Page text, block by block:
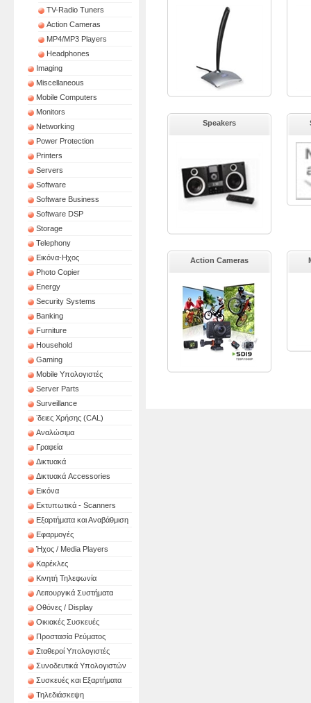
TV-Radio Tuners
Action Cameras
MP4/MP3 Players
Headphones
Imaging
Miscellaneous
Mobile Computers
Monitors
Networking
Power Protection
Printers
Servers
Software
Software Business
Software DSP
Storage
Telephony
Εικόνα-Ηχος
Photo Copier
Energy
Security Systems
Banking
Furniture
Household
Gaming
Mobile Υπολογιστές
Server Parts
Surveillance
ʼδειες Χρήσης (CAL)
Αναλώσιμα
Γραφεία
Δικτυακά
Δικτυακά Accessories
Εικόνα
Εκτυπωτικά - Scanners
Εξαρτήματα και Αναβάθμιση
Εφαρμογές
Ήχος / Media Players
Καρέκλες
Κινητή Τηλεφωνία
Λειτουργικά Συστήματα
Οθόνες / Display
Οικιακές Συσκευές
Προστασία Ρεύματος
Σταθεροί Υπολογιστές
Συνοδευτικά Υπολογιστών
Συσκευές και Εξαρτήματα
Τηλεδιάσκεψη
Speakers
Action Cameras